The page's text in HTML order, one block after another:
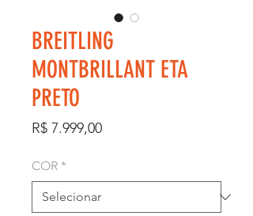
BREITLING
MONTBRILLANT ETA
PRETO
R$ 7.999,00Preço
COR *